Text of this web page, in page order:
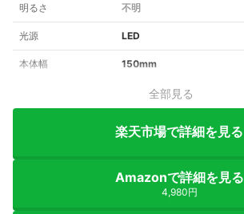
明るさ 不明
光源 LED
本体幅 150mm
全部見る
楽天市場で詳細を見る
Amazonで詳細を見る
4,980円